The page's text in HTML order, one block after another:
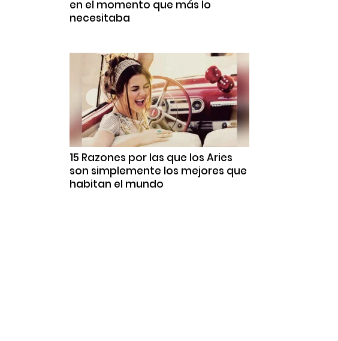
en el momento que más lo
necesitaba
15 Razones por las que los Aries
son simplemente los mejores que
habitan el mundo